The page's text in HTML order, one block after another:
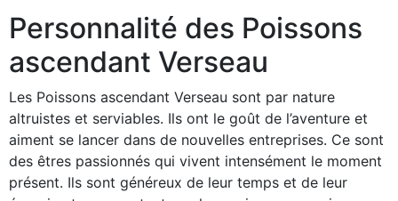
Personnalité des Poissons
ascendant Verseau
Les Poissons ascendant Verseau sont par nature
altruistes et serviables. Ils ont le goût de l’aventure et
aiment se lancer dans de nouvelles entreprises. Ce sont
des êtres passionnés qui vivent intensément le moment
présent. Ils sont généreux de leur temps et de leur